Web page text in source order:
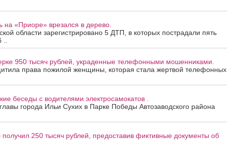
«Приоре» врезался в дерево.
области зарегистрировано 5 ДТП, в которых пострадали пять
950 тысяч рублей, украденные телефонными мошенниками.
права пожилой женщины, которая стала жертвой телефонных
беседы с водителями электросамокатов .
города Ильи Сухих в Парке Победы Автозаводского района
250 тысяч рублей, предоставив фиктивные документы об